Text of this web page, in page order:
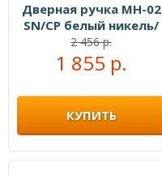
Дверная ручка MH-02
SN/CP белый никель/
полированный хром
2 456 р.
1 855 р.
КУПИТЬ